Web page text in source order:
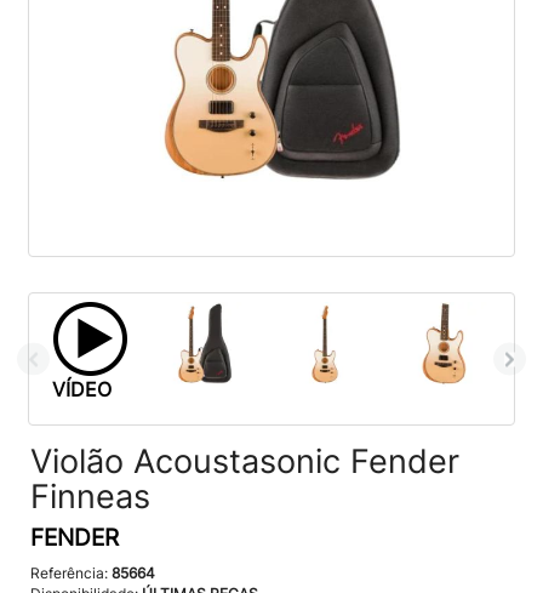
VÍDEO
Violão Acoustasonic Fender
Finneas
FENDER
Referência: 85664